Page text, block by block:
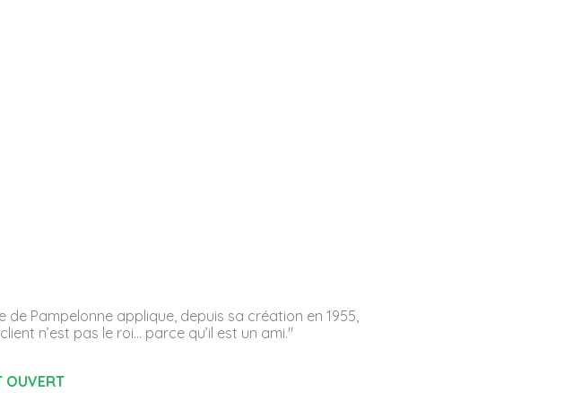
Pampelonne applique, depuis sa création en 1955,
n’est pas le roi… parce qu’il est un ami."
OUVERT